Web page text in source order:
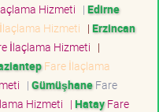
Hizmeti | Edirne
Hizmeti | Erzincan
İlaçlama Hizmeti |
Fare İlaçlama
| GümüşhaneFare
Hizmeti | HatayFare